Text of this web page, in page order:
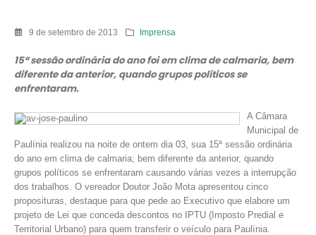
9 de setembro de 2013 Imprensa
15ª sessão ordinária do ano foi em clima de calmaria, bem
diferente da anterior, quando grupos políticos se
enfrentaram.
A Câmara
Municipal de
Paulínia realizou na noite de ontem dia 03, sua 15ª sessão ordinária
do ano em clima de calmaria; bem diferente da anterior, quando
grupos políticos se enfrentaram causando várias vezes a interrupção
dos trabalhos. O vereador Doutor João Mota apresentou cinco
proposituras, destaque para que pede ao Executivo que elabore um
projeto de Lei que conceda descontos no IPTU (Imposto Predial e
Territorial Urbano) para quem transferir o veículo para Paulínia.